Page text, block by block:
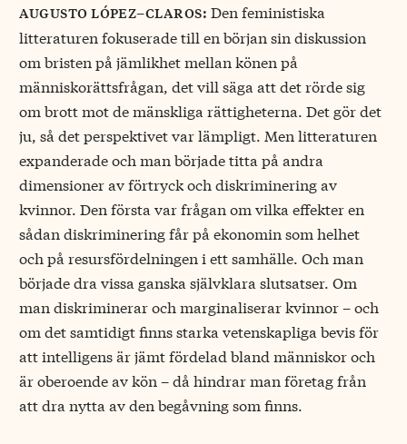
augusto lópez–claros: Den feministiska
litteraturen fokuserade till en början sin diskussion
om bristen på jämlikhet mellan könen på
människorättsfrågan, det vill säga att det rörde sig
om brott mot de mänskliga rättigheterna. Det gör det
ju, så det perspektivet var lämpligt. Men litteraturen
expanderade och man började titta på andra
dimensioner av förtryck och diskriminering av
kvinnor. Den första var frågan om vilka effekter en
sådan diskriminering får på ekonomin som helhet
och på resursfördelningen i ett samhälle. Och man
började dra vissa ganska självklara slutsatser. Om
man diskriminerar och marginaliserar kvinnor – och
om det samtidigt finns starka vetenskapliga bevis för
att intelligens är jämt fördelad bland människor och
är oberoende av kön – då hindrar man företag från
att dra nytta av den begåvning som finns.